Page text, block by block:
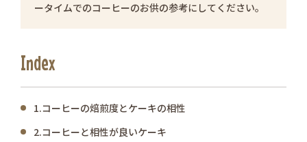
ータイムでのコーヒーのお供の参考にしてください。
Index
1.コーヒーの焙煎度とケーキの相性
2.コーヒーと相性が良いケーキ